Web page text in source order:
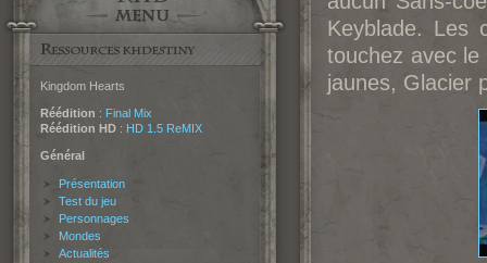
Kingdom Hearts
Réédition : Final Mix
Réédition HD : HD 1.5 ReMIX
Général
Présentation
Test du jeu
Personnages
Mondes
Actualités
Keyblade. Les
touchez avec
jaunes, Glacier